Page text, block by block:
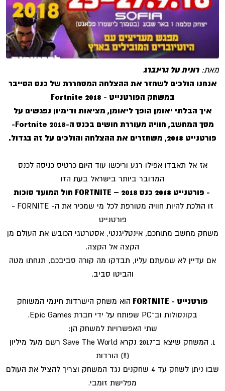
מאת:רונית טל גרינברג
אנחנו הולכים לשחזר את ההצלחה המסחררת של כנס הסייבר
במשחק הפורטנייט - Fortnite 2018
איך הבלתי יאומן הופך ליאומן, מציאות ודימיון נפגשים על
מסך המחשב, חוויה מעוררת חושים בכנס ה-Fortnite 2018-
פורטנייט 2018, משחזרים את ההצלחה והולכים על זה בגדול.
אז אל תאבדו אפילו רגע וריכשו עוד היום כרטיס כניסה לכנס
המדובר ביותר בישראל בעת הזו
- פורטנייט 2018 כנס FORTNITE – 2018 חול המועד סוכות
זו הולכת להיות חוויה מטורפת לכל מי שמכיר את ה- FORNITE -
פורטנייט
משחק מחשב מתוחכם, אינטליגנטי, אסטרטגי הכובש את העולם מן
הקצה אל הקצה.
אם עדיין לא שמעתם עליו, תבדקו מה קורה סביבכם, תנחתו מטה
והביטו סביב.
פורטנייט - FORTNITE
הוא משחק הישרדות חינמי המשוחק
בקונסולות וב־PC שפותח על ידי חברת Epic Games.
שתי האפשרויות למשחק הן:
1. המשחק שיצא ב־2017 נקרא Save The World רשם מעל מיליון
(!!) הורדות
שבו ניתן לשחק עד 4 שחקנים נגד המשחק וצריך להציל את העולם
מפלישת זומבי.